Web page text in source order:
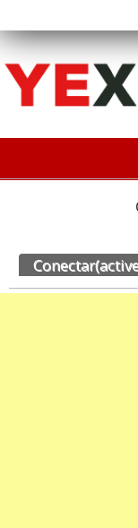
Conectar